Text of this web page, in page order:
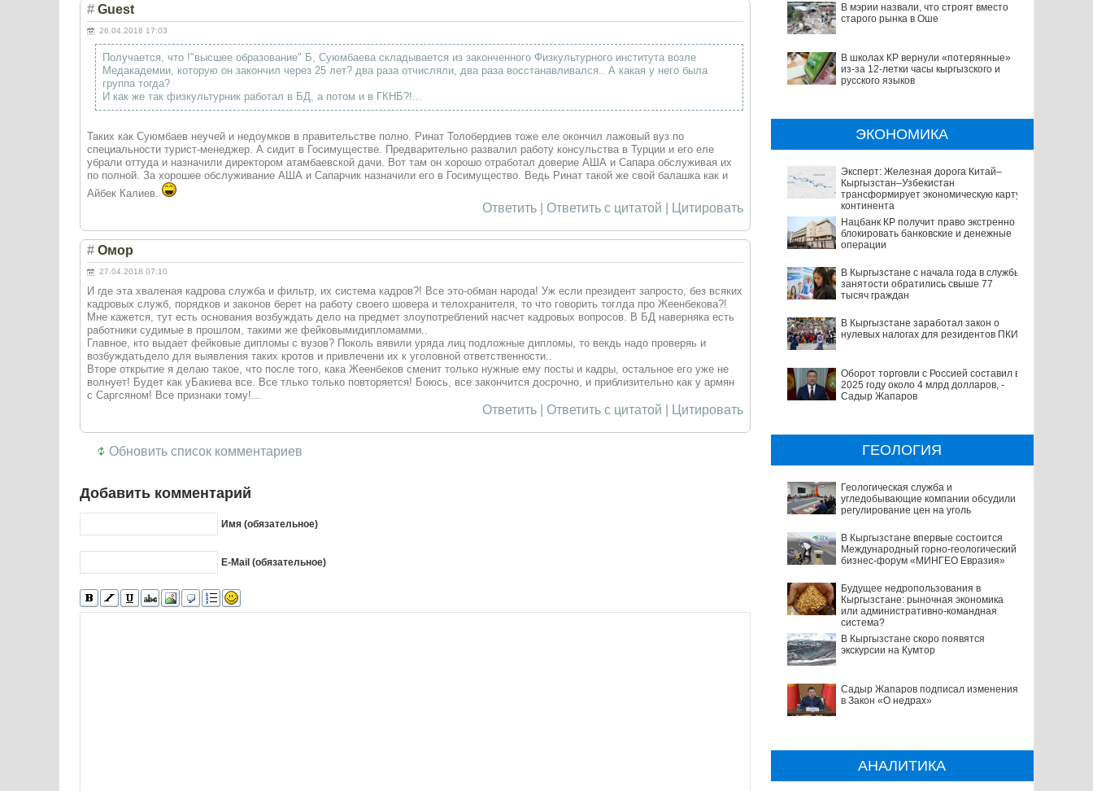
# Guest
26.04.2018 17:03
Получается, что !"высшее образование" Б, Суюмбаева складывается из законченного Физкультурного института возле
Медакадемии, которую он закончил через 25 лет? два раза отчисляли, два раза восстанавливался.. А какая у него была
группа тогда?
И как же так физкультурник работал в БД, а потом и в ГКНБ?!...
Таких как Суюмбаев неучей и недоумков в правительстве полно. Ринат Толобердиев тоже еле окончил лажовый вуз по
специальности турист-менеджер. А сидит в Госимуществе. Предварительно развалил работу консульства в Турции и его еле
убрали оттуда и назначили директором атамбаевской дачи. Вот там он хорошо отработал доверие АША и Сапара обслуживая их
по полной. За хорошее обслуживание АША и Сапарчик назначили его в Госимущество. Ведь Ринат такой же свой балашка как и
Айбек Калиев.
Ответить| Ответить с цитатой Цитировать
# Омор
27.04.2018 07:10
И где эта хваленая кадрова служба и фильтр, их система кадров?! Все это-обман народа! Уж если президент запросто, без всяких
кадровых служб, порядков и законов берет на работу своего шовера и телохранителя, то что говорить тоглда про Жеенбекова?!
Мне кажется, тут есть основания возбуждать дело на предмет злоупотреблений насчет кадровых вопросов. В БД наверняка есть
работники судимые в прошлом, такими же фейковымидипломамми..
Главное, кто выдает фейковые дипломы с вузов? Поколь вявили уряда лиц подложные дипломы, то векдь надо проверяь и
возбуждатьдело для выявления таких кротов и привлечени их к уголовной ответственности..
Вторе открытие я делаю такое, что после того, кака Жеенбеков сменит только нужные ему посты и кадры, остальное его уже не
волнует! Будет как уБакиева все. Все тлько только повторяется! Боюсь, все закончится досрочно, и приблизительно как у армян
с Саргсяном! Все признаки тому!...
Ответить| Ответить с цитатой Цитировать
Обновить список комментариев
Добавить комментарий
Имя (обязательное)
E-Mail (обязательное)
В мэрии назвали, что строят вместо
старого рынка в Оше
В школах КР вернули «потерянные»
из-за 12-летки часы кыргызского и
русского языков
ЭКОНОМИКА
Эксперт: Железная дорога Китай–
Кыргызстан–Узбекистан
трансформирует экономическую карту
континента
Нацбанк КР получит право экстренно
блокировать банковские и денежные
операции
В Кыргызстане с начала года в службы
занятости обратились свыше 77
тысяч граждан
В Кыргызстане заработал закон о
нулевых налогах для резидентов ПКИ
Оборот торговли с Россией составил в
2025 году около 4 млрд долларов, -
Садыр Жапаров
ГЕОЛОГИЯ
Геологическая служба и
угледобывающие компании обсудили
регулирование цен на уголь
В Кыргызстане впервые состоится
Международный горно-геологический
бизнес-форум «МИНГЕО Евразия»
Будущее недропользования в
Кыргызстане: рыночная экономика
или административно-командная
система?
В Кыргызстане скоро появятся
экскурсии на Кумтор
Садыр Жапаров подписал изменения
в Закон «О недрах»
АНАЛИТИКА